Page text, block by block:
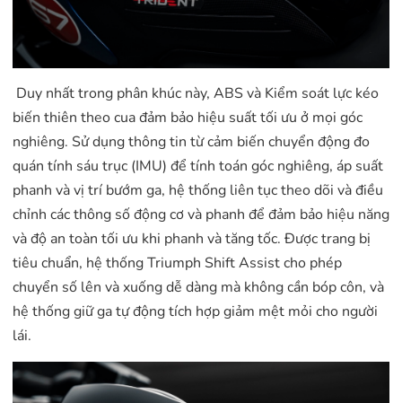
Duy nhất trong phân khúc này, ABS và Kiểm soát lực kéo
biến thiên theo cua đảm bảo hiệu suất tối ưu ở mọi góc
nghiêng. Sử dụng thông tin từ cảm biến chuyển động đo
quán tính sáu trục (IMU) để tính toán góc nghiêng, áp suất
phanh và vị trí bướm ga, hệ thống liên tục theo dõi và điều
chỉnh các thông số động cơ và phanh để đảm bảo hiệu năng
và độ an toàn tối ưu khi phanh và tăng tốc. Được trang bị
tiêu chuẩn, hệ thống Triumph Shift Assist cho phép
chuyển số lên và xuống dễ dàng mà không cần bóp côn, và
hệ thống giữ ga tự động tích hợp giảm mệt mỏi cho người
lái.